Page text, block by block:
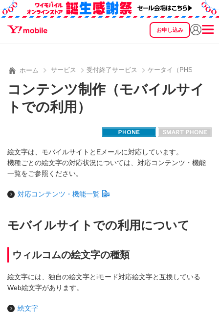
お申し込み
SEARCH
ホーム サービス 受付終了サービス ケータイ（PHS）用公
コンテンツ制作（モバイルサイ
トでの利用）
絵文字は、モバイルサイトとEメールに対応しています。
機種ごとの絵文字の対応状況については、対応コンテンツ・機能
一覧をご参照ください。
対応コンテンツ・機能一覧
モバイルサイトでの利用について
ウィルコムの絵文字の種類
絵文字には、独自の絵文字とiモード対応絵文字と互換している
Web絵文字があります。
絵文字